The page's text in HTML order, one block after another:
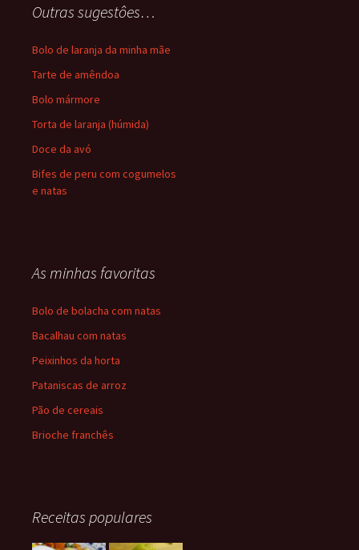
Outras sugestôes…
Bolo de laranja da minha mãe
Tarte de amêndoa
Bolo mármore
Torta de laranja (húmida)
Doce da avó
Bifes de peru com cogumelos
e natas
As minhas favoritas
Bolo de bolacha com natas
Bacalhau com natas
Peixinhos da horta
Pataniscas de arroz
Pão de cereais
Brioche franchês
Receitas populares